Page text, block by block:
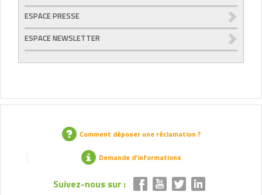
ESPACE PRESSE
ESPACE NEWSLETTER
Comment déposer une réclamation ?
Demande d’informations
Suivez-nous sur :